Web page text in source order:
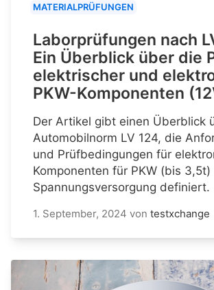
MATERIALPRÜFUNGEN
Laborprüfungen nach
Ein Überblick über die
elektrischer und
PKW-Komponenten
Der Artikel gibt einen Überblick
Automobilnorm LV 124, die
und Prüfbedingungen für
Komponenten für PKW (bis 3,5t)
Spannungsversorgung definiert.
1. September, 2024 von testxchange